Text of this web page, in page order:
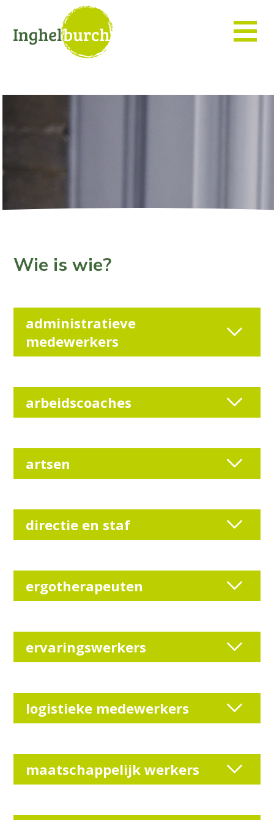
Wie is wie?
administratieve
medewerkers
arbeidscoaches
artsen
directie en staf
ergotherapeuten
ervaringswerkers
logistieke medewerkers
maatschappelijk werkers